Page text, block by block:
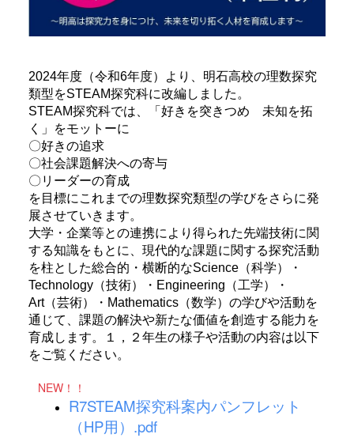
2024年度（令和6年度）より、明石高校の理数探究
類型をSTEAM探究科に改編しました。
STEAM探究科では、「好きを突きつめ 未知を拓
く」をモットーに
〇好きの追求
〇社会課題解決への寄与
〇リーダーの育成
を目標にこれまでの理数探究類型の学びをさらに発
展させていきます。
大学・企業等との連携により得られた先端技術に関
する知識をもとに、現代的な課題に関する探究活動
を柱とした総合的・横断的なScience（科学）・
Technology（技術）・Engineering（工学）・
Art（芸術）・Mathematics（数学）の学びや活動を
通じて、課題の解決や新たな価値を創造する能力を
育成します。１，２年生の様子や活動の内容は以下
をご覧ください。
NEW！！
R7STEAM探究科案内パンフレット
（HP用）.pdf